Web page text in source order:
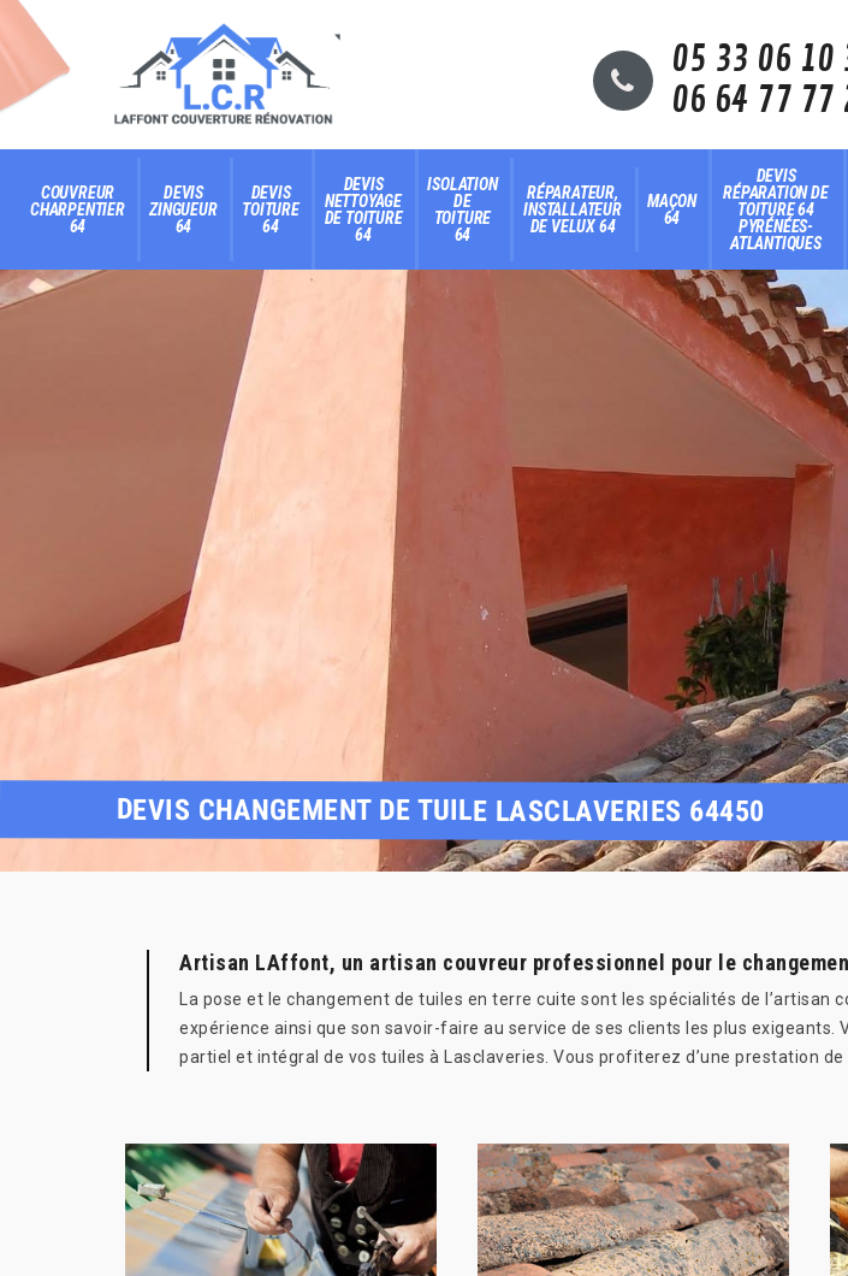
05 33 06 10
06 64 77 77
COUVREUR
CHARPENTIER
64
DEVIS
ZINGUEUR
64
DEVIS
TOITURE
64
DEVIS
NETTOYAGE
DE TOITURE
64
ISOLATION
DE
TOITURE
64
RÉPARATEUR,
INSTALLATEUR
DE VELUX 64
MAÇON
64
DEVIS
RÉPARATION DE
TOITURE 64
PYRÉNÉES-
ATLANTIQUES
DEVIS CHANGEMENT DE TUILE LASCLAVERIES 64450
Artisan LAffont, un artisan couvreur professionnel pour le
La pose et le changement de tuiles en terre cuite sont les spécialités de
expérience ainsi que son savoir-faire au service de ses clients les plus
partiel et intégral de vos tuiles à Lasclaveries. Vous profiterez d’une prestation